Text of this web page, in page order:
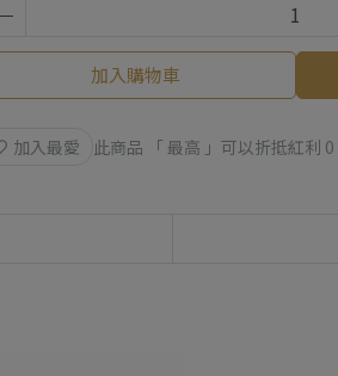
加入購物車
加入最愛 此商品 「 最高 」可以折抵紅利 0